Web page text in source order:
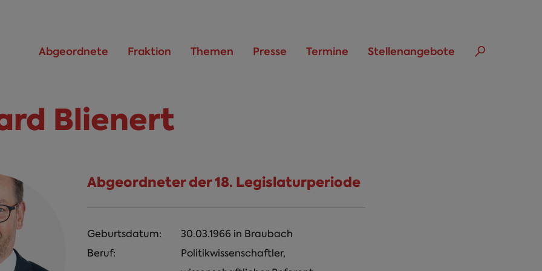
Abgeordnete Fraktion Themen Presse Termine Stellenangebote
Blienert
Abgeordneter der 18. Legislaturperiode
Geburtsdatum: 30.03.1966 in Braubach
Beruf:
Politikwissenschaftler,